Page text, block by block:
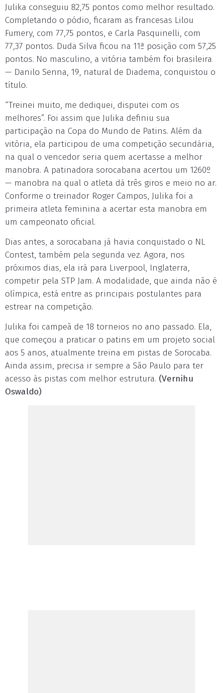
Julika conseguiu 82,75 pontos como melhor resultado.
Completando o pódio, ficaram as francesas Lilou
Fumery, com 77,75 pontos, e Carla Pasquinelli, com
77,37 pontos. Duda Silva ficou na 11ª posição com 57,25
pontos. No masculino, a vitória também foi brasileira
— Danilo Senna, 19, natural de Diadema, conquistou o
título.
“Treinei muito, me dediquei, disputei com os
melhores”. Foi assim que Julika definiu sua
participação na Copa do Mundo de Patins. Além da
vitória, ela participou de uma competição secundária,
na qual o vencedor seria quem acertasse a melhor
manobra. A patinadora sorocabana acertou um 1260º
— manobra na qual o atleta dá três giros e meio no ar.
Conforme o treinador Roger Campos, Julika foi a
primeira atleta feminina a acertar esta manobra em
um campeonato oficial.
Dias antes, a sorocabana já havia conquistado o NL
Contest, também pela segunda vez. Agora, nos
próximos dias, ela irá para Liverpool, Inglaterra,
competir pela STP Jam. A modalidade, que ainda não é
olímpica, está entre as principais postulantes para
estrear na competição.
Julika foi campeã de 18 torneios no ano passado. Ela,
que começou a praticar o patins em um projeto social
aos 5 anos, atualmente treina em pistas de Sorocaba.
Ainda assim, precisa ir sempre a São Paulo para ter
acesso às pistas com melhor estrutura. (Vernihu
Oswaldo)